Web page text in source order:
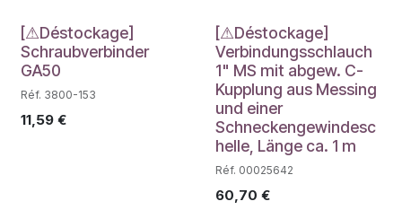
Déstockage
[⚠Déstockage]
Schraubverbinder
GA50
Réf. 3800-153
11,59 €
Déstockage
[⚠Déstockage]
Verbindungsschlauch
1" MS mit abgew. C-
Kupplung aus Messing
und einer
Schneckengewindesc
helle, Länge ca. 1 m
Réf. 00025642
60,70 €